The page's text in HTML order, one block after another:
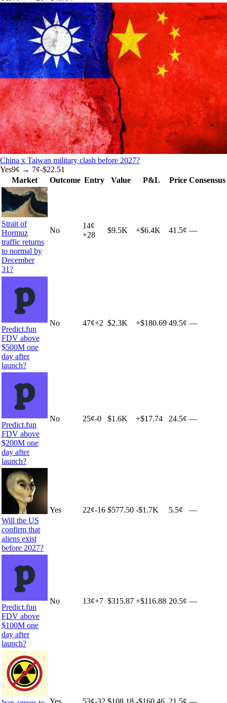
China x Taiwan military clash before 2027?
Yes9¢ → 7¢-$22.51
Market
Outcome Entry Value P&L Price Consensus
Strait of
Hormuz
traffic returns
to normal by
December
31?
No
14¢
+28
$9.5K +$6.4K 41.5¢ —
Predict.fun
FDV above
$500M one
day after
launch?
No 47¢+2 $2.3K +$180.69 49.5¢ —
Predict.fun
FDV above
$200M one
day after
launch?
No 25¢-0 $1.6K +$17.74 24.5¢ —
Will the US
confirm that
aliens exist
before 2027?
Yes 22¢-16 $577.50 -$1.7K 5.5¢ —
Predict.fun
FDV above
$100M one
day after
launch?
No 13¢+7 $315.87 +$116.88 20.5¢ —
Yes 53¢-32 $108.18 -$160.46 21.5¢ —